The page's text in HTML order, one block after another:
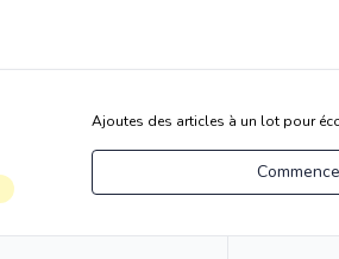
Ajoutes des articles à un lot pour